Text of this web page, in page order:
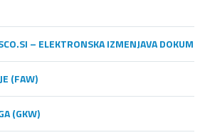
– ELEKTRONSKA IZMENJAVA
(FAW)
(GKW)